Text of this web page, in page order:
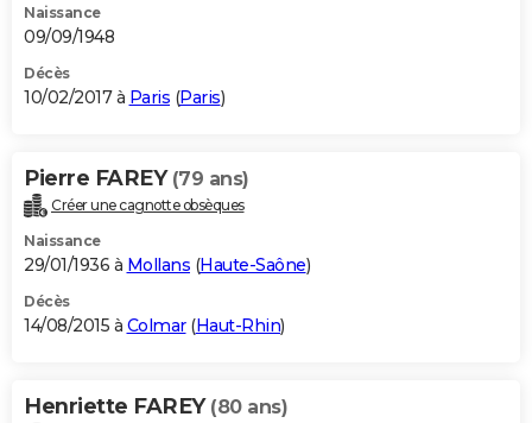
Naissance
09/09/1948
Décès
10/02/2017 à Paris (Paris)
Pierre FAREY (79 ans)
Créer une cagnotte obsèques
Naissance
29/01/1936 à Mollans (Haute-Saône)
Décès
14/08/2015 à Colmar(Haut-Rhin)
Henriette FAREY (80 ans)